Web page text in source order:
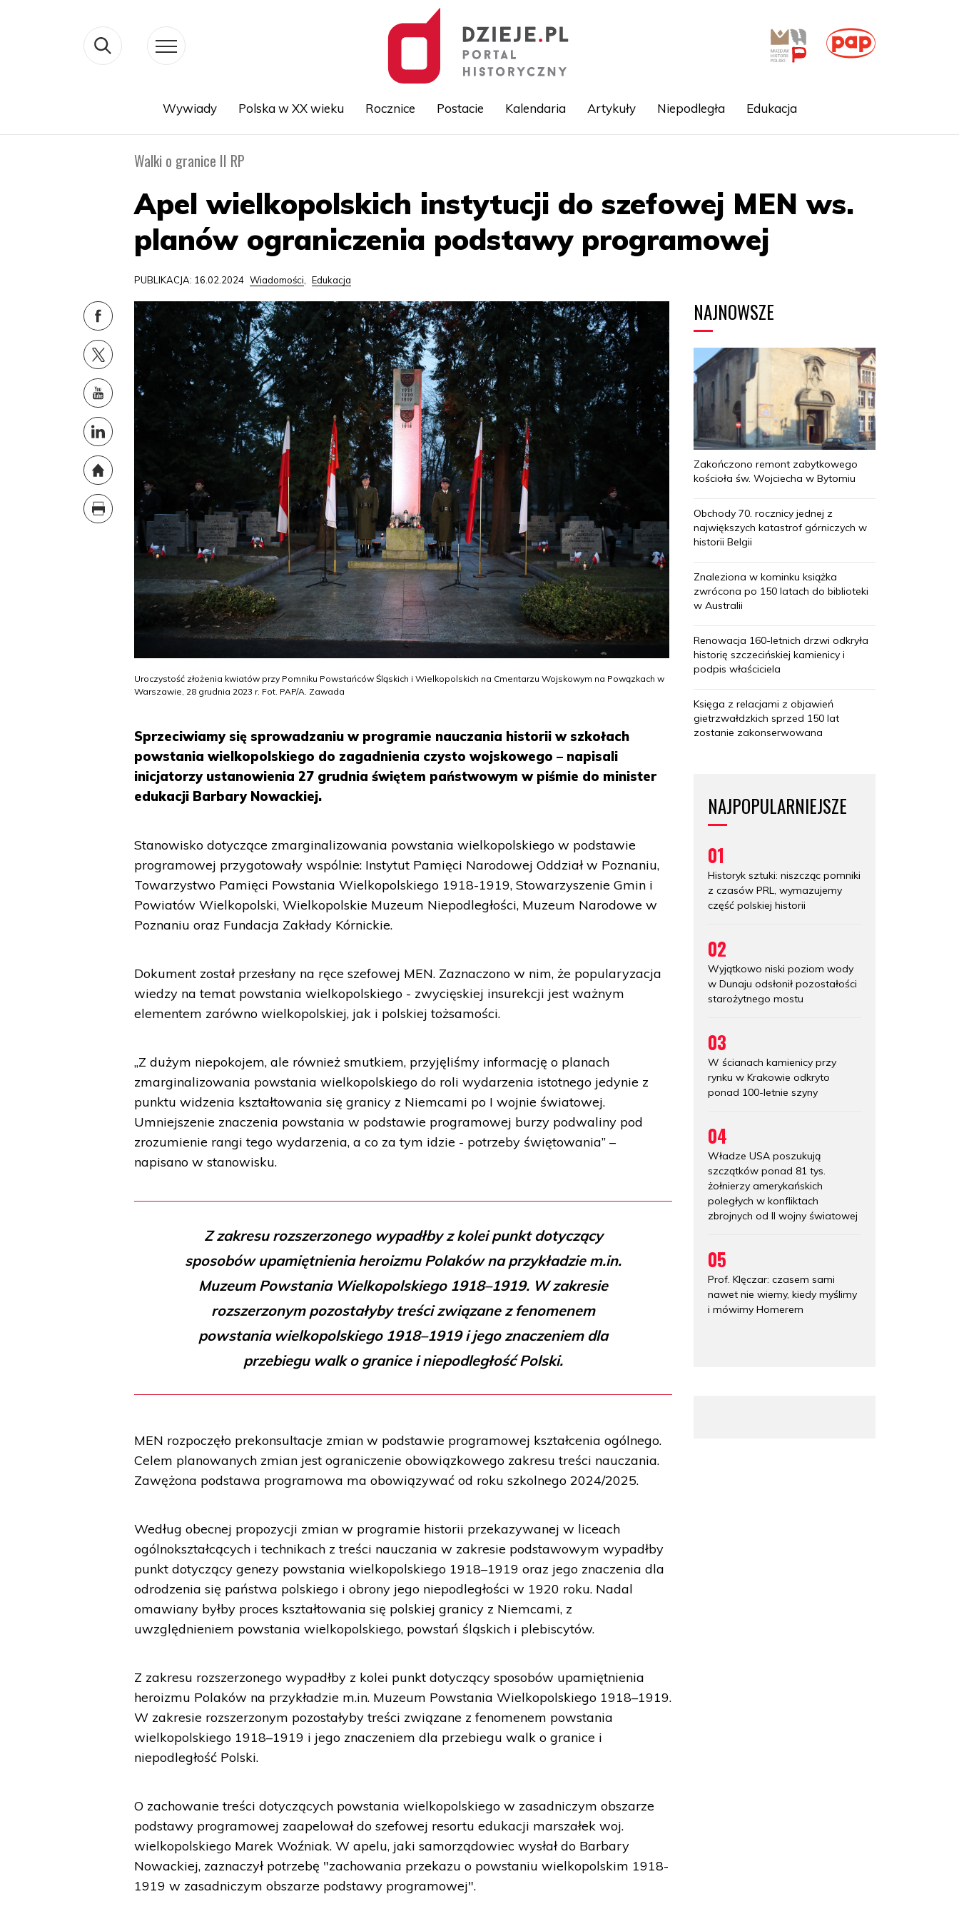
Wywiady Polska w XX wieku Rocznice Postacie Kalendaria Artykuły Niepodległa Edukacja
Walki o granice II RP
Apel wielkopolskich instytucji do szefowej MEN ws.
planów ograniczenia podstawy programowej
PUBLIKACJA: 16.02.2024 Wiadomości, Edukacja
Uroczystość złożenia kwiatów przy Pomniku Powstańców Śląskich i Wielkopolskich na Cmentarzu Wojskowym na Powązkach w
Warszawie, 28 grudnia 2023 r. Fot. PAP/A. Zawada
Sprzeciwiamy się sprowadzaniu w programie nauczania historii w szkołach
powstania wielkopolskiego do zagadnienia czysto wojskowego – napisali
inicjatorzy ustanowienia 27 grudnia świętem państwowym w piśmie do minister
edukacji Barbary Nowackiej.
Stanowisko dotyczące zmarginalizowania powstania wielkopolskiego w podstawie
programowej przygotowały wspólnie: Instytut Pamięci Narodowej Oddział w Poznaniu,
Towarzystwo Pamięci Powstania Wielkopolskiego 1918-1919, Stowarzyszenie Gmin i
Powiatów Wielkopolski, Wielkopolskie Muzeum Niepodległości, Muzeum Narodowe w
Poznaniu oraz Fundacja Zakłady Kórnickie.
Dokument został przesłany na ręce szefowej MEN. Zaznaczono w nim, że popularyzacja
wiedzy na temat powstania wielkopolskiego - zwycięskiej insurekcji jest ważnym
elementem zarówno wielkopolskiej, jak i polskiej tożsamości.
„Z dużym niepokojem, ale również smutkiem, przyjęliśmy informację o planach
zmarginalizowania powstania wielkopolskiego do roli wydarzenia istotnego jedynie z
punktu widzenia kształtowania się granicy z Niemcami po I wojnie światowej.
Umniejszenie znaczenia powstania w podstawie programowej burzy podwaliny pod
zrozumienie rangi tego wydarzenia, a co za tym idzie - potrzeby świętowania” –
napisano w stanowisku.
Z zakresu rozszerzonego wypadłby z kolei punkt dotyczący
sposobów upamiętnienia heroizmu Polaków na przykładzie m.in.
Muzeum Powstania Wielkopolskiego 1918–1919. W zakresie
rozszerzonym pozostałyby treści związane z fenomenem
powstania wielkopolskiego 1918–1919 i jego znaczeniem dla
przebiegu walk o granice i niepodległość Polski.
MEN rozpoczęło prekonsultacje zmian w podstawie programowej kształcenia ogólnego.
Celem planowanych zmian jest ograniczenie obowiązkowego zakresu treści nauczania.
Zawężona podstawa programowa ma obowiązywać od roku szkolnego 2024/2025.
Według obecnej propozycji zmian w programie historii przekazywanej w liceach
ogólnokształcących i technikach z treści nauczania w zakresie podstawowym wypadłby
punkt dotyczący genezy powstania wielkopolskiego 1918–1919 oraz jego znaczenia dla
odrodzenia się państwa polskiego i obrony jego niepodległości w 1920 roku. Nadal
omawiany byłby proces kształtowania się polskiej granicy z Niemcami, z
uwzględnieniem powstania wielkopolskiego, powstań śląskich i plebiscytów.
Z zakresu rozszerzonego wypadłby z kolei punkt dotyczący sposobów upamiętnienia
heroizmu Polaków na przykładzie m.in. Muzeum Powstania Wielkopolskiego 1918–1919.
W zakresie rozszerzonym pozostałyby treści związane z fenomenem powstania
wielkopolskiego 1918–1919 i jego znaczeniem dla przebiegu walk o granice i
niepodległość Polski.
O zachowanie treści dotyczących powstania wielkopolskiego w zasadniczym obszarze
podstawy programowej zaapelował do szefowej resortu edukacji marszałek woj.
wielkopolskiego Marek Woźniak. W apelu, jaki samorządowiec wysłał do Barbary
Nowackiej, zaznaczył potrzebę "zachowania przekazu o powstaniu wielkopolskim 1918-
1919 w zasadniczym obszarze podstawy programowej".
NAJNOWSZE
Zakończono remont zabytkowego
kościoła św. Wojciecha w Bytomiu
Obchody 70. rocznicy jednej z
największych katastrof górniczych w
historii Belgii
Znaleziona w kominku książka
zwrócona po 150 latach do biblioteki
w Australii
Renowacja 160-letnich drzwi odkryła
historię szczecińskiej kamienicy i
podpis właściciela
Księga z relacjami z objawień
gietrzwałdzkich sprzed 150 lat
zostanie zakonserwowana
NAJPOPULARNIEJSZE
01
Historyk sztuki: niszcząc pomniki
z czasów PRL, wymazujemy
część polskiej historii
02
Wyjątkowo niski poziom wody
w Dunaju odsłonił pozostałości
starożytnego mostu
03
W ścianach kamienicy przy
rynku w Krakowie odkryto
ponad 100-letnie szyny
04
Władze USA poszukują
szczątków ponad 81 tys.
żołnierzy amerykańskich
poległych w konfliktach
zbrojnych od II wojny światowej
05
Prof. Klęczar: czasem sami
nawet nie wiemy, kiedy myślimy
i mówimy Homerem